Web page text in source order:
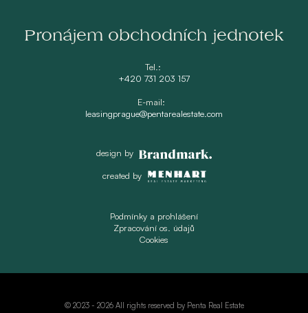
Pronájem obchodních jednotek
Tel.:
+420 731 203 157
E-mail:
leasingprague@pentarealestate.com
design by
created by
Podmínky a prohlášení
Zpracování os. údajů
Cookies
© 2023 - 2026 All rights reserved by Penta Real Estate